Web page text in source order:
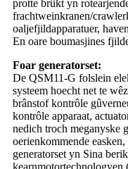
protte brûkt yn
frachtweinkranen/
oaljefjildapparatuer,
En oare boumasjines
Foar generatorset:
De QSM11-G folslein
systeem hoecht net te
brânstof kontrôle
kontrôle apparaat,
nedich troch meganyske
oerienkommende
generatorset yn Sina